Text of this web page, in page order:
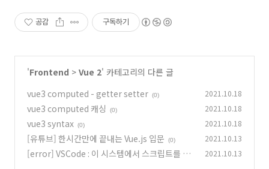
공감 구독하기
'Frontend > Vue 2' 카테고리의 다른 글
vue3 computed - getter setter (0) 2021.10.18
vue3 computed 캐싱 (0) 2021.10.18
vue3 syntax (0) 2021.10.18
[유튜브] 한시간만에 끝내는 Vue.js 입문 (0) 2021.10.13
[error] VSCode : 이 시스템에서 스크립트를 실
2021.10.13